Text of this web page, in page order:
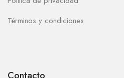
Términos y condiciones
Contacto